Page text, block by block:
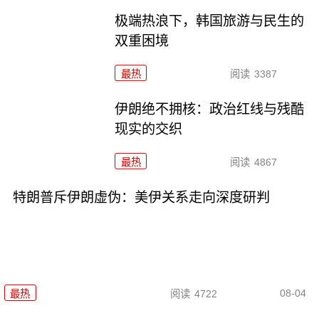
极端热浪下，韩国旅游与民生的
双重困境
最热 阅读 3387
伊朗绝不拥核：政治红线与残酷
现实的交织
最热 阅读 4867
特朗普斥伊朗虚伪：美伊关系走向深度研判
最热 阅读 4722 08-04